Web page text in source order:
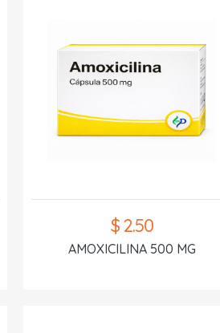
$ 2.50
AMOXICILINA 500 MG